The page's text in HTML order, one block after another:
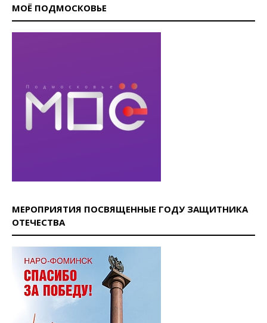
МОЁ ПОДМОСКОВЬЕ
МЕРОПРИЯТИЯ ПОСВЯЩЕННЫЕ ГОДУ ЗАЩИТНИКА
ОТЕЧЕСТВА